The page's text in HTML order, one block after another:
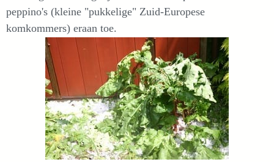
peppino's (kleine "pukkelige" Zuid-Europese
komkommers) eraan toe.